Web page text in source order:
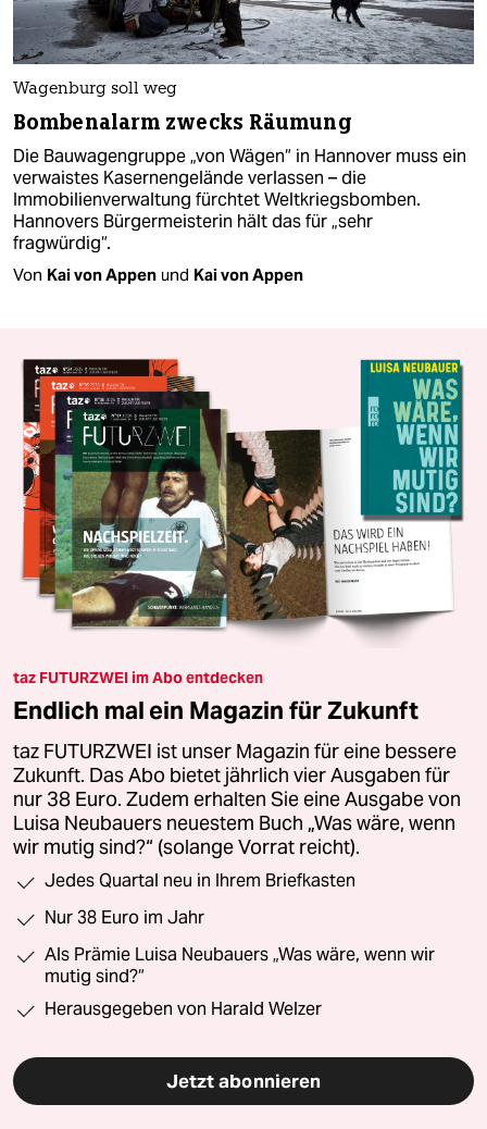
Wagenburg soll weg
Bombenalarm zwecks Räumung
Die Bauwagengruppe „von Wägen“ in Hannover muss ein
verwaistes Kasernengelände verlassen – die
Immobilienverwaltung fürchtet Weltkriegsbomben.
Hannovers Bürgermeisterin hält das für „sehr
fragwürdig“.
Von Kai von Appen und Kai von Appen
taz FUTURZWEI im Abo entdecken
Endlich mal ein Magazin für Zukunft
taz FUTURZWEI ist unser Magazin für eine bessere
Zukunft. Das Abo bietet jährlich vier Ausgaben für
nur 38 Euro. Zudem erhalten Sie eine Ausgabe von
Luisa Neubauers neuestem Buch „Was wäre, wenn
wir mutig sind?“ (solange Vorrat reicht).
Jedes Quartal neu in Ihrem Briefkasten
Nur 38 Euro im Jahr
Als Prämie Luisa Neubauers „Was wäre, wenn wir
mutig sind?“
Herausgegeben von Harald Welzer
Jetzt abonnieren